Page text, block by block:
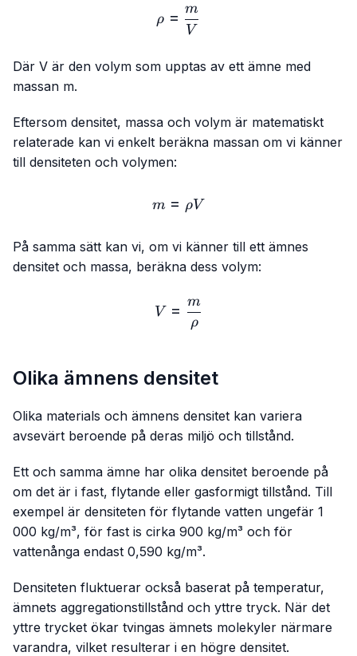
ρ=\frac{m}{V}
ρ =
V
m
Där V är den volym som upptas av ett ämne med
massan m.
Eftersom densitet, massa och volym är matematiskt
relaterade kan vi enkelt beräkna massan om vi känner
till densiteten och volymen:
m=ρ V
m = ρV
På samma sätt kan vi, om vi känner till ett ämnes
densitet och massa, beräkna dess volym:
V=\frac{m}{ρ}
V =
ρ
m
Olika ämnens densitet
Olika materials och ämnens densitet kan variera
avsevärt beroende på deras miljö och tillstånd.
Ett och samma ämne har olika densitet beroende på
om det är i fast, flytande eller gasformigt tillstånd. Till
exempel är densiteten för flytande vatten ungefär 1
000 kg/m³, för fast is cirka 900 kg/m³ och för
vattenånga endast 0,590 kg/m³.
Densiteten fluktuerar också baserat på temperatur,
ämnets aggregationstillstånd och yttre tryck. När det
yttre trycket ökar tvingas ämnets molekyler närmare
varandra, vilket resulterar i en högre densitet.